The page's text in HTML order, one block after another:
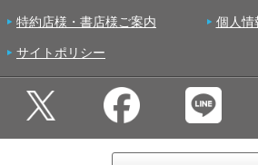
特約店様・書店様ご案内 個人情
サイトポリシー